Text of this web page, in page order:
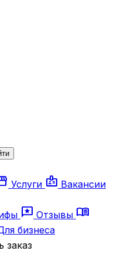
Услуги badge Вакансии
reviews Отзывы menu_book
бизнеса
заказ